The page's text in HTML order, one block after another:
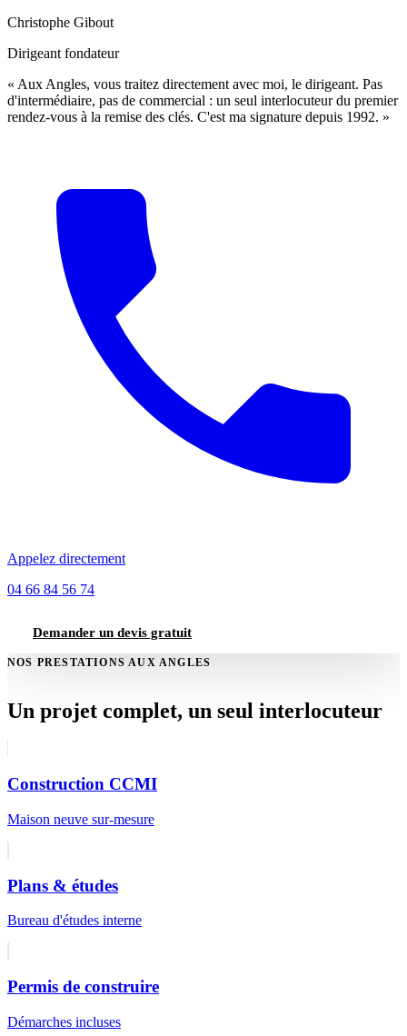
Christophe Gibout
Dirigeant fondateur
« Aux Angles, vous traitez directement avec moi, le dirigeant. Pas
d'intermédiaire, pas de commercial : un seul interlocuteur du premier
rendez-vous à la remise des clés. C'est ma signature depuis 1992. »
Appelez directement
04 66 84 56 74
Demander un devis gratuit
NOS PRESTATIONS AUX ANGLES
Un projet complet, un seul interlocuteur
Construction CCMI
Maison neuve sur-mesure
Plans & études
Bureau d'études interne
Permis de construire
Démarches incluses